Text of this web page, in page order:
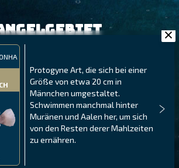
Protogyne Art, die sich bei einer
Größe von etwa 20 cm in
Männchen umgestaltet.
Schwimmen manchmal hinter
Muränen und Aalen her, um sich
von den Resten derer Mahlzeiten
zu ernähren.
NORONHA